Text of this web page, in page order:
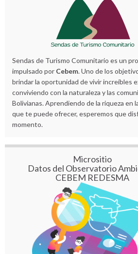
Sendas de Turismo Comunitario es un
impulsado por Cebem. Uno de los
brindar la oportunidad de vivir increíbles
conviviendo con la naturaleza y las
Bolivianas. Aprendiendo de la riqueza en
que te puede ofrecer, esperemos que
momento.
Micrositio
Datos del Observatorio
CEBEM REDESMA